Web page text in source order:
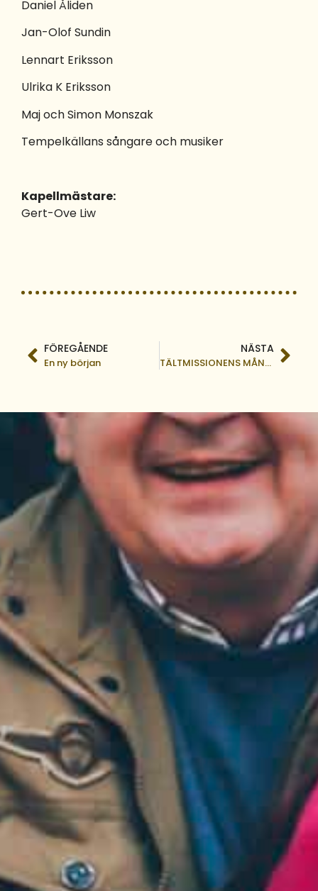
Daniel Åliden
Jan-Olof Sundin
Lennart Eriksson
Ulrika K Eriksson
Maj och Simon Monszak
Tempelkällans sångare och musiker
Kapellmästare:
Gert-Ove Liw
FÖREGÅENDE
En ny början
NÄSTA
TÄLTMISSIONENS MÅNADSBREV I MAJ 2024